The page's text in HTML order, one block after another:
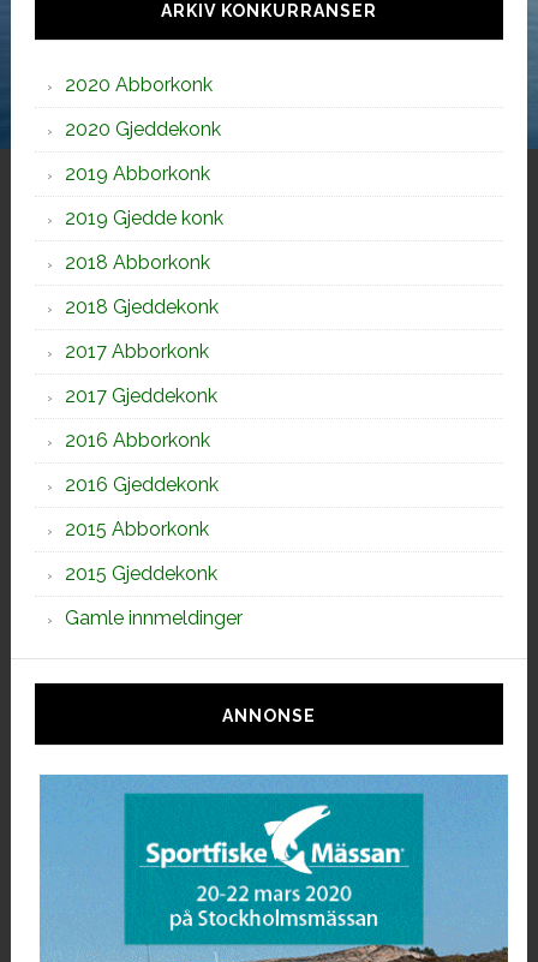
ARKIV KONKURRANSER
2020 Abborkonk
2020 Gjeddekonk
2019 Abborkonk
2019 Gjedde konk
2018 Abborkonk
2018 Gjeddekonk
2017 Abborkonk
2017 Gjeddekonk
2016 Abborkonk
2016 Gjeddekonk
2015 Abborkonk
2015 Gjeddekonk
Gamle innmeldinger
ANNONSE